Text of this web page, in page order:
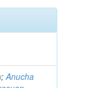
;Anucha